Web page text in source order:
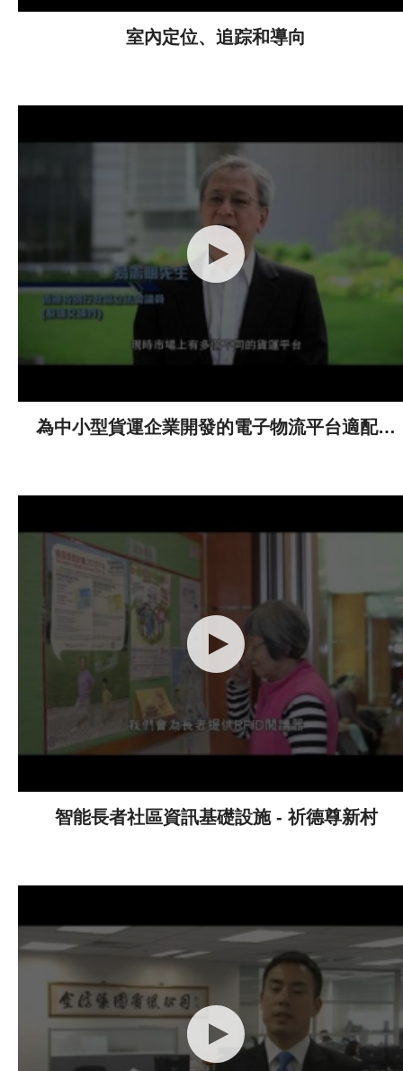
室內定位、追踪和導向
為中小型貨運企業開發的電子物流平台適配軟
智能長者社區資訊基礎設施 - 祈德尊新村